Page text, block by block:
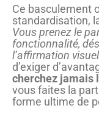
Ce basculement
standardisation,
Vous prenez le
fonctionnalité,
l’affirmation
d’exiger
cherchez jamais
vous faites la
forme ultime de